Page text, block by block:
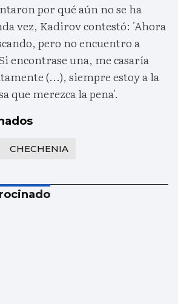
por qué aún no se ha
vez, Kadirov contestó: 'Ahora
pero no encuentro a
encontrase una, me casaría
(...), siempre estoy a la
que merezca la pena'.
CHECHENIA